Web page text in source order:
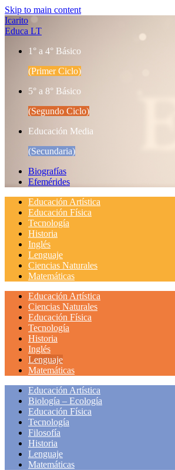
Skip to main content
Icarito
Educa LT
1° a 4° Básico
(Primer Ciclo)
5° a 8° Básico
(Segundo Ciclo)
Educación Media
(Secundaria)
Biografías
Efemérides
Educación Artística
Educación Física
Tecnología
Historia
Inglés
Lenguaje
Ciencias Naturales
Matemáticas
Educación Artística
Ciencias Naturales
Educación Física
Tecnología
Historia
Inglés
Lenguaje
Matemáticas
Educación Artística
Biología – Ecología
Educación Física
Tecnología
Filosofía
Historia
Lenguaje
Matemáticas